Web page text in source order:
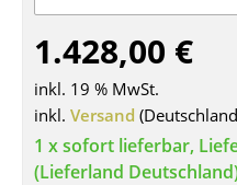
Einzelteile
... alle Sitzmöbel
Tische
Esstische
1.428,00 €
inkl. 19 % MwSt.
inkl. Versand
1 x sofort lieferbar,
(Lieferland